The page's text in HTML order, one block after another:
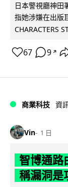
日本警視廳神田
指她涉嫌在出版
CHARACTERS
67 9 ↗
商業科技 資
Vin 1 日
智博通路
稱漏洞是